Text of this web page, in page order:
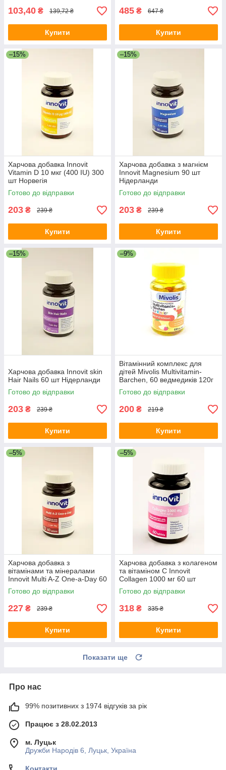
103,40 ₴ 139,72 ₴
Купити
485 ₴ 647 ₴
Купити
–15%
Харчова добавка Innovit
Vitamin D 10 мкг (400 IU) 300
шт Норвегія
Готово до відправки
203 ₴ 239 ₴
Купити
–15%
Харчова добавка з магнієм
Innovit Magnesium 90 шт
Нідерланди
Готово до відправки
203 ₴ 239 ₴
Купити
–15%
Харчова добавка Innovit skin
Hair Nails 60 шт Нідерланди
Готово до відправки
203 ₴ 239 ₴
Купити
–9%
Вітамінний комплекс для
дітей Mivolis Multivitamin-
Barchen, 60 ведмедиків 120г
(Німеччина)
Готово до відправки
200 ₴ 219 ₴
Купити
–5%
Харчова добавка з
вітамінами та мінералами
Innovit Multi A-Z One-a-Day 60
шт Нідерланди
Готово до відправки
227 ₴ 239 ₴
Купити
–5%
Харчова добавка з колагеном
та вітаміном С Innovit
Collagen 1000 мг 60 шт
Нідерланди
Готово до відправки
318 ₴ 335 ₴
Купити
Показати ще
Про нас
99% позитивних з 1974 відгуків за рік
Працює з 28.02.2013
м. Луцьк
Дружби Народів 6, Луцьк, Україна